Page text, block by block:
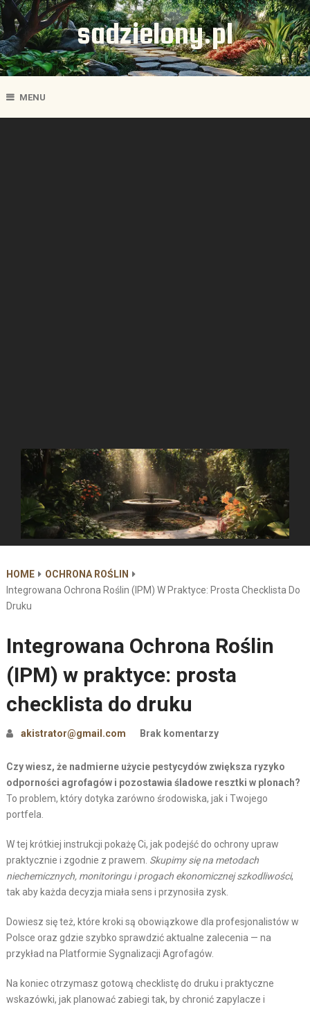
sadzielony.pl
MENU
HOME
OCHRONA ROŚLIN
Integrowana Ochrona Roślin (IPM) W Praktyce: Prosta Checklista Do
Druku
Integrowana Ochrona Roślin
(IPM) w praktyce: prosta
checklista do druku
akistrator@gmail.com Brak komentarzy
Czy wiesz, że nadmierne użycie pestycydów zwiększa ryzyko
odporności agrofagów i pozostawia śladowe resztki w plonach?
To problem, który dotyka zarówno środowiska, jak i Twojego
portfela.
W tej krótkiej instrukcji pokażę Ci, jak podejść do ochrony upraw
praktycznie i zgodnie z prawem. Skupimy się na metodach
niechemicznych, monitoringu i progach ekonomicznej szkodliwości,
tak aby każda decyzja miała sens i przynosiła zysk.
Dowiesz się też, które kroki są obowiązkowe dla profesjonalistów w
Polsce oraz gdzie szybko sprawdzić aktualne zalecenia — na
przykład na Platformie Sygnalizacji Agrofagów.
Na koniec otrzymasz gotową checklistę do druku i praktyczne
wskazówki, jak planować zabiegi tak, by chronić zapylacze i